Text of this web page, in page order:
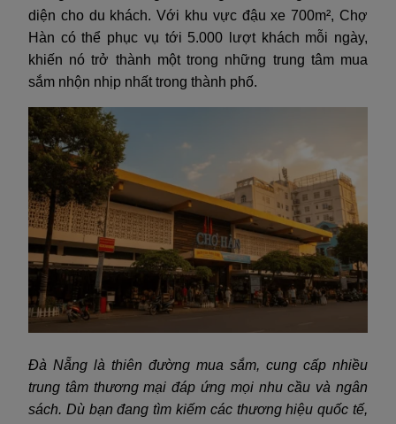
diện cho du khách. Với khu vực đậu xe 700m², Chợ
Hàn có thể phục vụ tới 5.000 lượt khách mỗi ngày,
khiến nó trở thành một trong những trung tâm mua
sắm nhộn nhịp nhất trong thành phố.
Đà Nẵng là thiên đường mua sắm, cung cấp nhiều
trung tâm thương mại đáp ứng mọi nhu cầu và ngân
sách. Dù bạn đang tìm kiếm các thương hiệu quốc tế,